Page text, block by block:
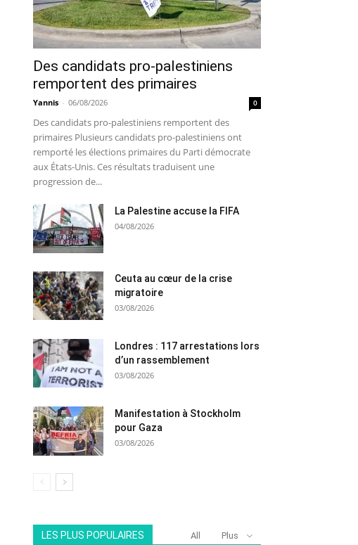
Des candidats pro-palestiniens
remportent des primaires
Yannis - 06/08/2026 0
Des candidats pro-palestiniens remportent des
primaires Plusieurs candidats pro-palestiniens ont
remporté les élections primaires du Parti démocrate
aux États-Unis. Ces résultats traduisent une
progression de...
La Palestine accuse la FIFA
04/08/2026
Ceuta au cœur de la crise
migratoire
03/08/2026
Londres : 117 arrestations lors
d’un rassemblement
03/08/2026
Manifestation à Stockholm
pour Gaza
03/08/2026
LES PLUS POPULAIRES All Plus